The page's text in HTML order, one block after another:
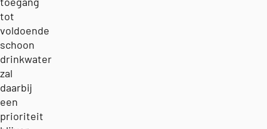
tot
voldoende
schoon
drinkwater
zal
daarbij
een
prioriteit